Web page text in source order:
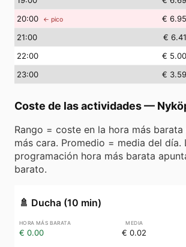
20:00 ← pico € 6.95
21:00 € 6.41
22:00 € 5.00
23:00 € 3.59
Coste de las actividades—
Rango = coste en la hora más
más cara. Promedio = media del día.
programación hora más barata
barato.
🚿 Ducha (10 min)
€ 0.00 € 0.02